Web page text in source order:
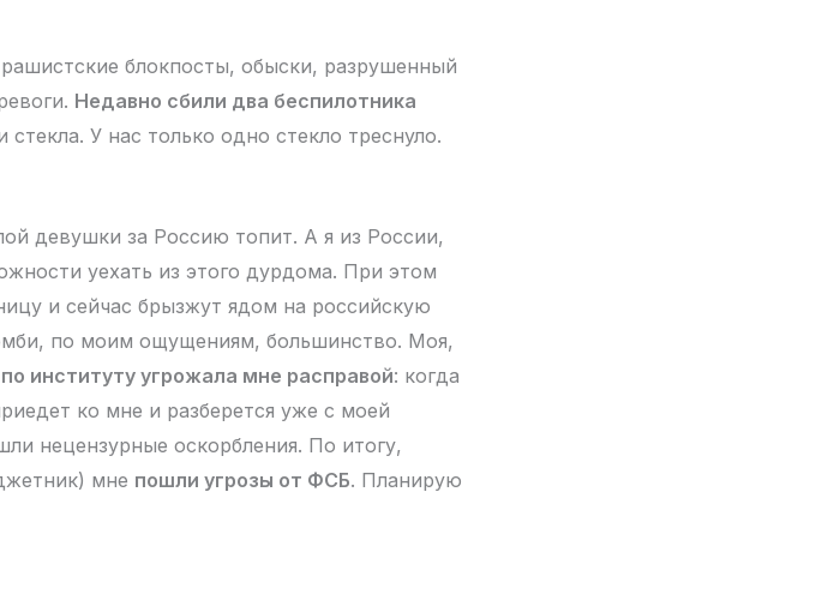
блокпосты, обыски, разрушенный
Недавно сбили два беспилотника
У нас только одно стекло треснуло.
девушки за Россию топит. А я из России,
уехать из этого дурдома. При этом
и сейчас брызжут ядом на российскую
по моим ощущениям, большинство. Моя,
институту угрожала мне расправой: когда
ко мне и разберется уже с моей
нецензурные оскорбления. По итогу,
мне пошли угрозы от ФСБ. Планирую